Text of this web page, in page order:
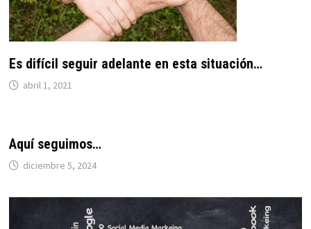
Es difícil seguir adelante en esta situación…
abril 1, 2021
Aquí seguimos…
diciembre 5, 2024